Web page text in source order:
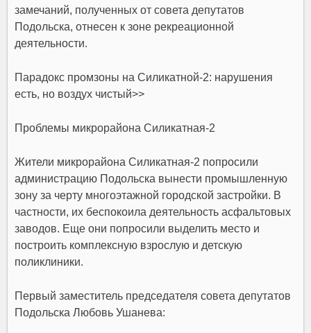
замечаний, полученных от совета депутатов
Подольска, отнесен к зоне рекреационной
деятельности.
Парадокс промзоны на Силикатной‑2: нарушения
есть, но воздух чистый>>
Проблемы микрорайона Силикатная-2
Жители микрорайона Силикатная-2 попросили
администрацию Подольска вынести промышленную
зону за черту многоэтажной городской застройки. В
частности, их беспокоила деятельность асфальтовых
заводов. Еще они попросили выделить место и
построить комплексную взрослую и детскую
поликлиники.
Первый заместитель председателя совета депутатов
Подольска Любовь Ушанева: